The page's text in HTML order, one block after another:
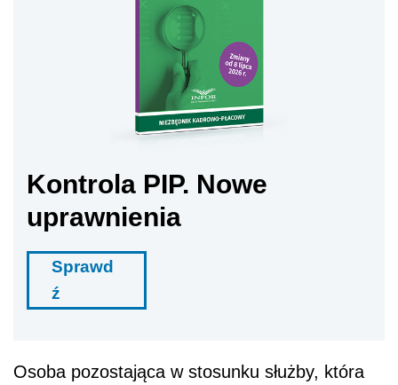
Kontrola PIP. Nowe
uprawnienia
Sprawd
ź
Osoba pozostająca w stosunku służby, która